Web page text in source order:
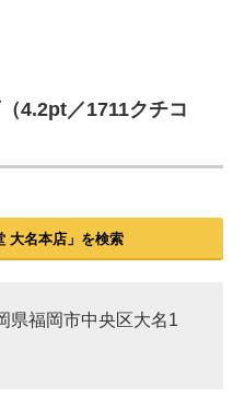
4.2pt／1711クチコ
大名本店」を検索
県福岡市中央区大名1